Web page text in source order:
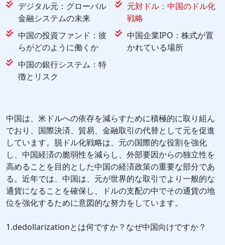
デジタル元：グローバル
金融システムの未来
元対ドル：中国のドル化
戦略
中国の投資ファンド：彼
らがどのように働くか
中国企業IPO：株式が置
かれている場所
中国の銀行システム：特
徴とリスク
中国は、米ドルへの依存を減らすために積極的に取り組ん
でおり、国際決済、貿易、金融取引の代替として元を促進
しています。脱ドル化戦略は、元の国際的な役割を強化
し、中国経済の脆弱性を減らし、外部要因からの独立性を
高めることを目的とした中国の経済政策の重要な部分であ
る。近年では、中国は、元が世界的な取引でより一般的な
通貨になることを確保し、ドルの支配の中でその通貨の地
位を強化するために意図的な努力をしています。
1.dedollarizationとは何ですか？なぜ中国向けですか？